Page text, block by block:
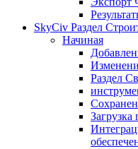
SkyCiv Раздел
Начиная
Раздел
Загрузка